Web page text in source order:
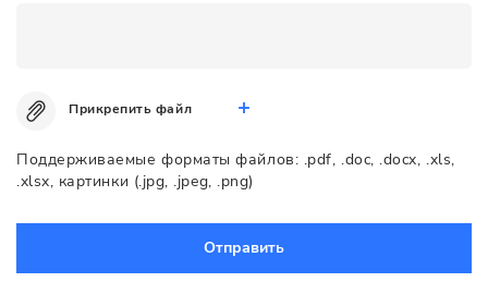
Прикрепить файл
Поддерживаемые форматы файлов: .pdf, .doc, .docx, .xls,
.xlsx, картинки (.jpg, .jpeg, .png)
Отправить